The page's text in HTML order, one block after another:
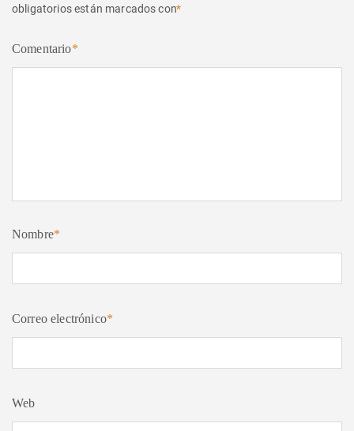
obligatorios están marcados con*
Comentario*
Nombre*
Correo electrónico*
Web